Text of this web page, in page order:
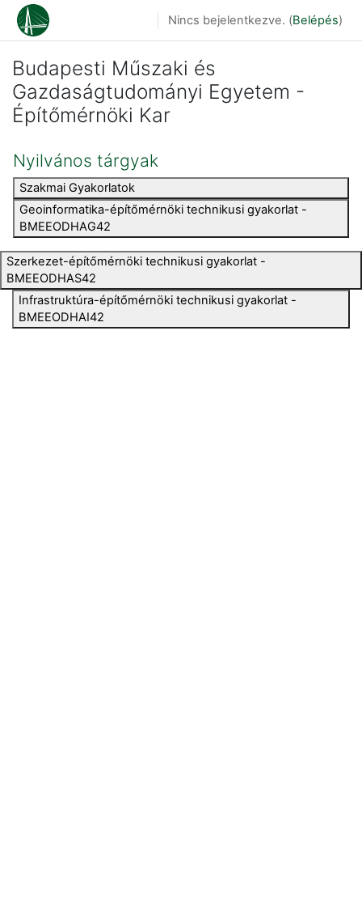
Tovább a fő tartalomhoz
Nincs bejelentkezve. (Belépés)
Budapesti Műszaki és
Gazdaságtudományi Egyetem -
Építőmérnöki Kar
Nyilvános tárgyak
Szakmai Gyakorlatok
Geoinformatika-építőmérnöki technikusi gyakorlat -
BMEEODHAG42
Szerkezet-építőmérnöki technikusi gyakorlat -
BMEEODHAS42
Infrastruktúra-építőmérnöki technikusi gyakorlat -
BMEEODHAI42